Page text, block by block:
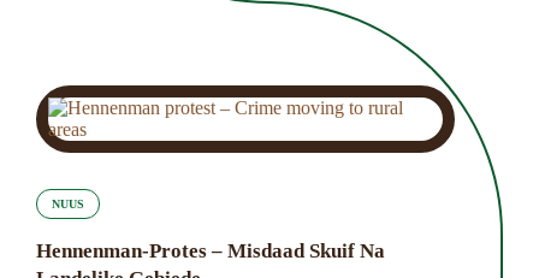
NUUS
Hennenman-Protes – Misdaad Skuif Na